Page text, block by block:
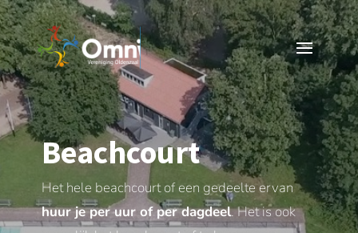
Beachcourt
Het hele beachcourt of een gedeelte ervan
huur je per uur of per dagdeel. Het is ook